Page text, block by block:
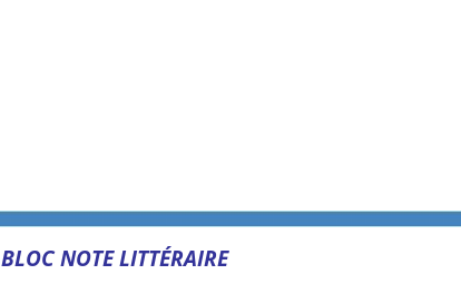
BLOC NOTE LITTÉRAIRE